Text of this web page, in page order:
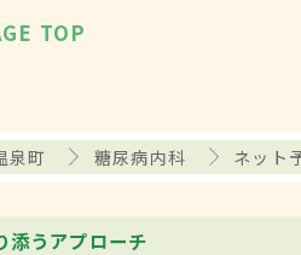
TOP
泉町 糖尿病内科 ネット
添うアプローチ